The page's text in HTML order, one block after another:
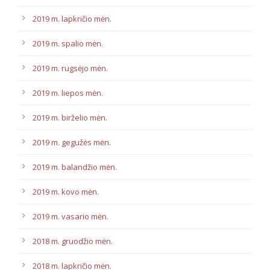
2019 m. lapkričio mėn.
2019 m. spalio mėn.
2019 m. rugsėjo mėn.
2019 m. liepos mėn.
2019 m. birželio mėn.
2019 m. gegužės mėn.
2019 m. balandžio mėn.
2019 m. kovo mėn.
2019 m. vasario mėn.
2018 m. gruodžio mėn.
2018 m. lapkričio mėn.